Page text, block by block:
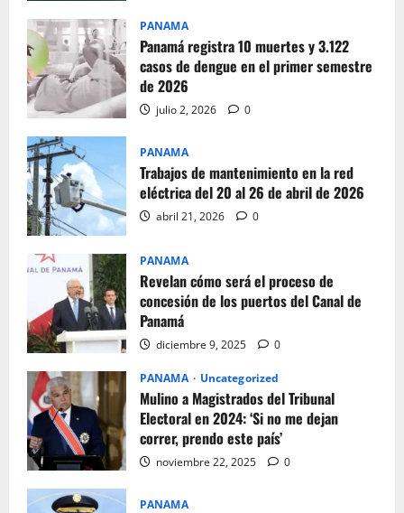
PANAMA
Panamá registra 10 muertes y 3.122
casos de dengue en el primer semestre
de 2026
julio 2, 2026 0
PANAMA
Trabajos de mantenimiento en la red
eléctrica del 20 al 26 de abril de 2026
abril 21, 2026 0
PANAMA
Revelan cómo será el proceso de
concesión de los puertos del Canal de
Panamá
diciembre 9, 2025 0
PANAMA Uncategorized
Mulino a Magistrados del Tribunal
Electoral en 2024: ‘Si no me dejan
correr, prendo este país’
noviembre 22, 2025 0
PANAMA